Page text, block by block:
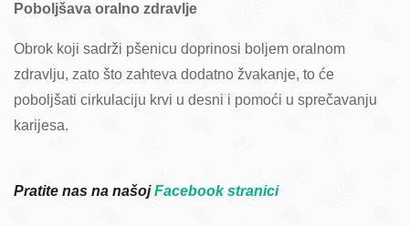
Poboljšava oralno zdravlje
Obrok koji sadrži pšenicu doprinosi boljem oralnom
zdravlju, zato što zahteva dodatno žvakanje, to će
poboljšati cirkulaciju krvi u desni i pomoći u sprečavanju
karijesa.
Pratite nas na našojFacebook stranici